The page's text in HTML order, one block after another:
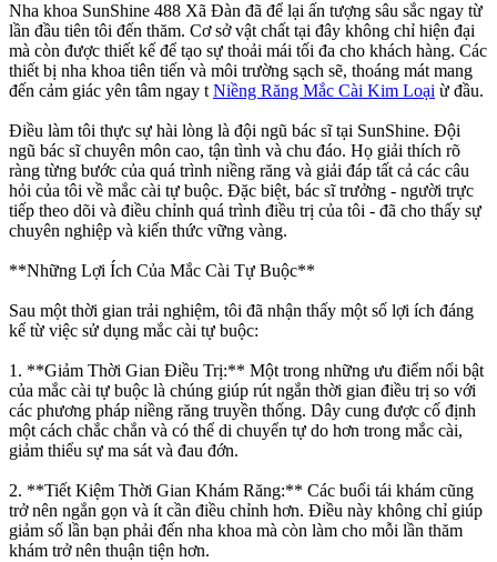
Nha khoa SunShine 488 Xã Đàn đã để lại ấn tượng sâu sắc ngay từ
lần đầu tiên tôi đến thăm. Cơ sở vật chất tại đây không chỉ hiện đại
mà còn được thiết kế để tạo sự thoải mái tối đa cho khách hàng. Các
thiết bị nha khoa tiên tiến và môi trường sạch sẽ, thoáng mát mang
đến cảm giác yên tâm ngay t Niềng Răng Mắc Cài Kim Loại ừ đầu.
Điều làm tôi thực sự hài lòng là đội ngũ bác sĩ tại SunShine. Đội
ngũ bác sĩ chuyên môn cao, tận tình và chu đáo. Họ giải thích rõ
ràng từng bước của quá trình niềng răng và giải đáp tất cả các câu
hỏi của tôi về mắc cài tự buộc. Đặc biệt, bác sĩ trưởng - người trực
tiếp theo dõi và điều chỉnh quá trình điều trị của tôi - đã cho thấy sự
chuyên nghiệp và kiến thức vững vàng.
**Những Lợi Ích Của Mắc Cài Tự Buộc**
Sau một thời gian trải nghiệm, tôi đã nhận thấy một số lợi ích đáng
kể từ việc sử dụng mắc cài tự buộc:
1. **Giảm Thời Gian Điều Trị:** Một trong những ưu điểm nổi bật
của mắc cài tự buộc là chúng giúp rút ngắn thời gian điều trị so với
các phương pháp niềng răng truyền thống. Dây cung được cố định
một cách chắc chắn và có thể di chuyển tự do hơn trong mắc cài,
giảm thiểu sự ma sát và đau đớn.
2. **Tiết Kiệm Thời Gian Khám Răng:** Các buổi tái khám cũng
trở nên ngắn gọn và ít cần điều chỉnh hơn. Điều này không chỉ giúp
giảm số lần bạn phải đến nha khoa mà còn làm cho mỗi lần thăm
khám trở nên thuận tiện hơn.